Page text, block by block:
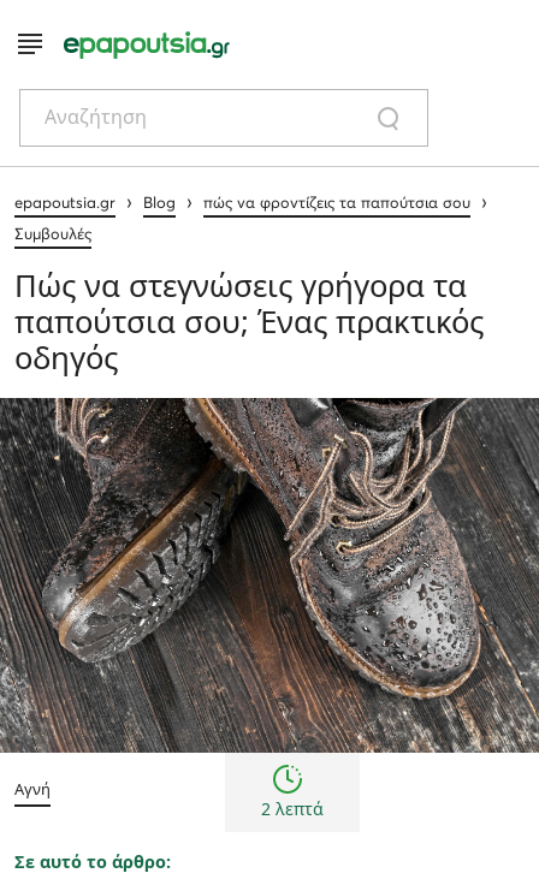
Αναζήτηση
epapoutsia.gr › Blog › πώς να φροντίζεις τα παπούτσια σου ›
Συμβουλές
Πώς να στεγνώσεις γρήγορα τα
παπούτσια σου; Ένας πρακτικός
οδηγός
πώς να φροντίζεις τα παπούτσια σου Συμβουλές
Αγνή
2 λεπτά
Σε αυτό το άρθρο: